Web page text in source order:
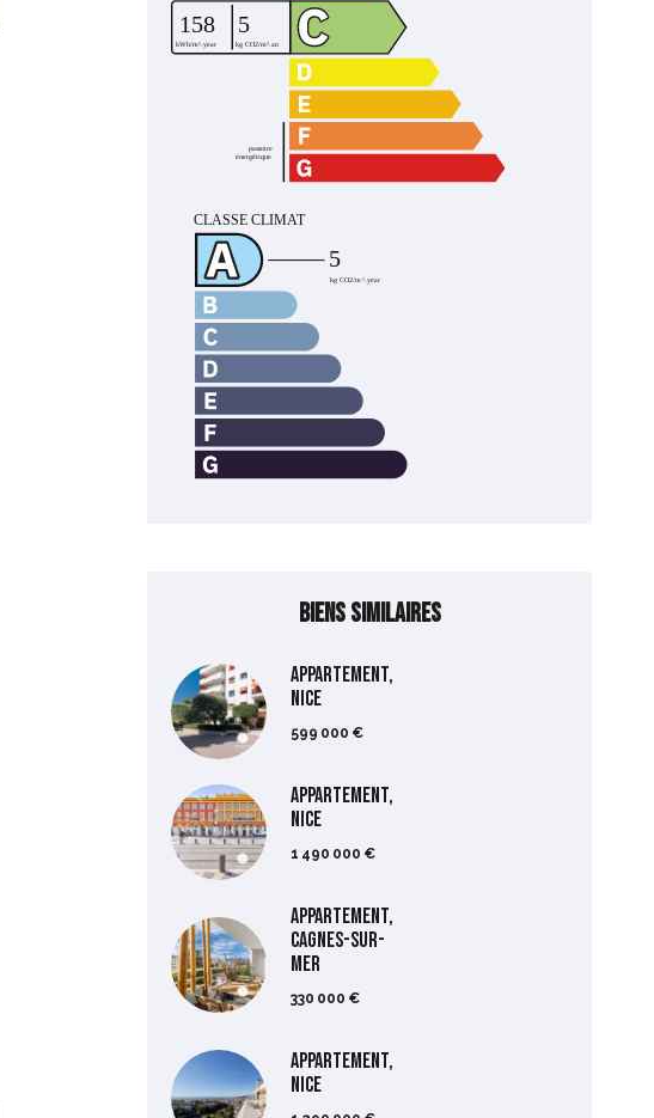
Biens similaires
Appartement,
Nice
599 000 €
Appartement,
Nice
1 490 000 €
Appartement,
Cagnes-sur-
Mer
330 000 €
Appartement,
Nice